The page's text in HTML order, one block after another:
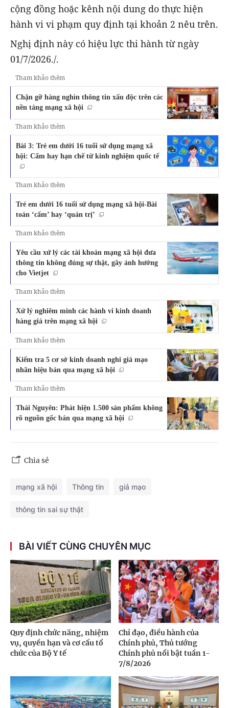
cộng đồng hoặc kênh nội dung do thực hiện
hành vi vi phạm quy định tại khoản 2 nêu trên.
Nghị định này có hiệu lực thi hành từ ngày
01/7/2026./.
Tham khảo thêm
Chặn gỡ hàng nghìn thông tin xấu độc trên các
nền tảng mạng xã hội
Tham khảo thêm
Bài 3: Trẻ em dưới 16 tuổi sử dụng mạng xã
hội: Cấm hay hạn chế từ kinh nghiệm quốc tế
Tham khảo thêm
Trẻ em dưới 16 tuổi sử dụng mạng xã hội-Bài
toán ‘cấm’ hay ‘quản trị’
Tham khảo thêm
Yêu cầu xử lý các tài khoản mạng xã hội đưa
thông tin không đúng sự thật, gây ảnh hưởng
cho Vietjet
Tham khảo thêm
Xử lý nghiêm minh các hành vi kinh doanh
hàng giả trên mạng xã hội
Tham khảo thêm
Kiểm tra 5 cơ sở kinh doanh nghi giả mạo
nhãn hiệu bán qua mạng xã hội
Tham khảo thêm
Thái Nguyên: Phát hiện 1.500 sản phẩm không
rõ nguồn gốc bán qua mạng xã hội
Chia sẻ
mạng xã hội Thông tin giả mạo
thông tin sai sự thật
BÀI VIẾT CÙNG CHUYÊN MỤC
Quy định chức năng, nhiệm
vụ, quyền hạn và cơ cấu tổ
chức của Bộ Y tế
Chỉ đạo, điều hành của
Chính phủ, Thủ tướng
Chính phủ nổi bật tuần 1-
7/8/2026